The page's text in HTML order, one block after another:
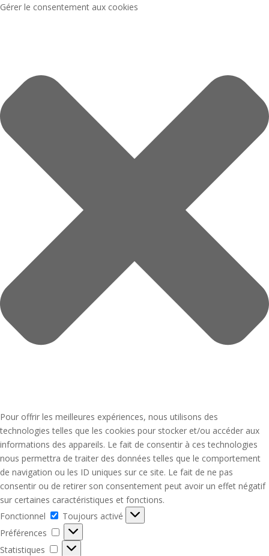
Gérer le consentement aux cookies
Pour offrir les meilleures expériences, nous utilisons des
technologies telles que les cookies pour stocker et/ou accéder aux
informations des appareils. Le fait de consentir à ces technologies
nous permettra de traiter des données telles que le comportement
de navigation ou les ID uniques sur ce site. Le fait de ne pas
consentir ou de retirer son consentement peut avoir un effet négatif
sur certaines caractéristiques et fonctions.
Fonctionnel
Fonctionnel
Toujours activé
Préférences
Préférences
Statistiques
Statistiques